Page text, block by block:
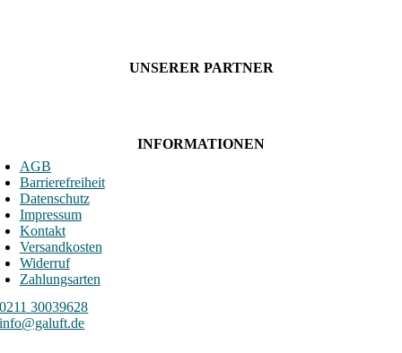
UNSERER PARTNER
INFORMATIONEN
AGB
Barrierefreiheit
Datenschutz
Impressum
Kontakt
Versandkosten
Widerruf
Zahlungsarten
0211 30039628
info@galuft.de